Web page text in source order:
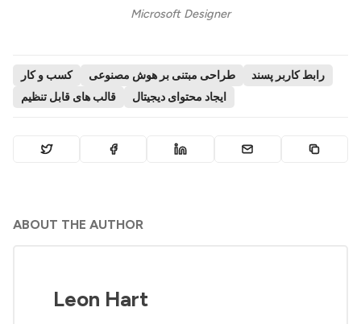
Microsoft Designer
کسب و کار طراحی مبتنی بر هوش مصنوعی
رابط کاربر پسند
قالب های قابل تنظیم
ایجاد محتوای دیجیتال
ABOUT THE AUTHOR
Leon Hart